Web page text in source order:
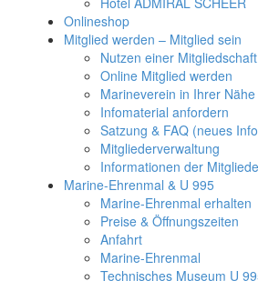
Onlineshop
Mitglied werden – Mitglied sein
Nutzen einer Mitgliedschaft
Online Mitglied werden
Marineverein in Ihrer Nähe
Infomaterial anfordern
Satzung & FAQ (neues
Mitgliederverwaltung
Informationen der
Marine-Ehrenmal & U 995
Marine-Ehrenmal erhalten
Preise & Öffnungszeiten
Anfahrt
Marine-Ehrenmal
Technisches Museum U